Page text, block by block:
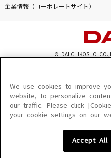
企業情報（コーポレートサイト）
© DAIICHIKOSHO
このサイトに掲載されている一切の文章
を問わず、著作権法の定める範囲を超え
を禁じます。
楽曲及びコンテンツは、機種によりご利
楽曲及びコンテンツの配信日、配信内容
We use cookies to improve
website, to personalize
our traffic. Please click
your cookie settings on our
Accept All